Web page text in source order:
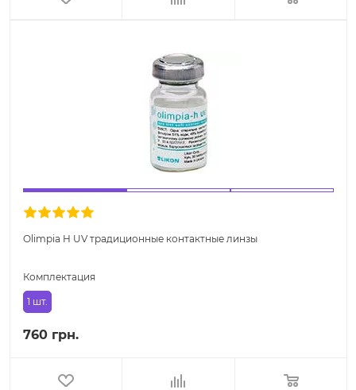
Olimpia H UV традиционные контактные линзы
Комплектация
1 шт.
760 грн.